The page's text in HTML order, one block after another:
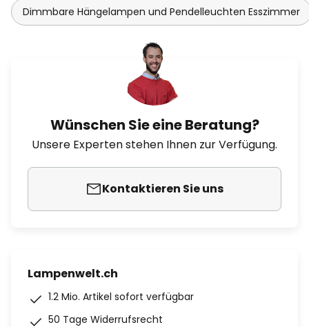
Dimmbare Hängelampen und Pendelleuchten Esszimmer
Wünschen Sie eine Beratung?
Unsere Experten stehen Ihnen zur Verfügung.
Kontaktieren Sie uns
Lampenwelt.ch
1.2 Mio. Artikel sofort verfügbar
50 Tage Widerrufsrecht